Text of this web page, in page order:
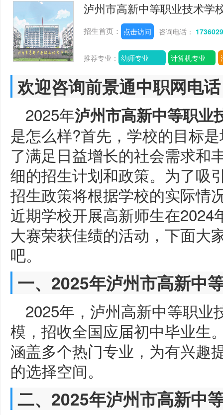
泸州市高新中等职业技术学
招生首页： 点击访问 咨询电话：
推荐专业： 幼师专业 计算机专业
欢迎咨询前景通中职网电
2025年泸州市高新中等职业
是怎么样?首先，学校的目标
了满足日益增长的社会需求和
细的招生计划和政策。为了吸
招生政策将根据学校的实际情
近期学校开展高新师生在2024
大赛荣获佳绩的活动，下面大
吧。
一、2025年泸州市高新中
2025年，泸州高新中等职业
模，招收全国应届初中毕业生
涵盖多个热门专业，为有兴趣
的选择空间。
二、2025年泸州市高新中